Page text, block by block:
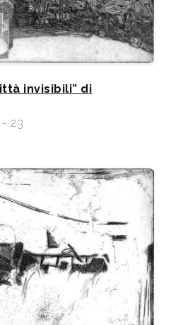
invisibili” di
23